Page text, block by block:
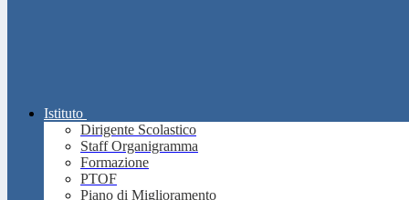
Istituto
Dirigente Scolastico
Staff Organigramma
Formazione
PTOF
Piano di Miglioramento